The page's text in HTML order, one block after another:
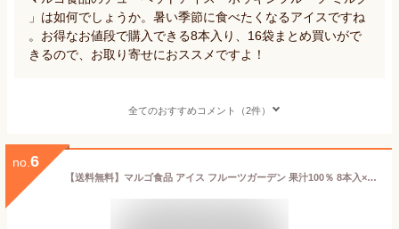
」は如何でしょうか。暑い季節に食べたくなるアイスですね
。お得なお値段で購入できる8本入り、16袋まとめ買いがで
きるので、お取り寄せにおススメですよ！
全てのおすすめコメント（2件）
no. 6
【送料無料】マルゴ食品 アイス フルーツガーデン 果汁100％ 8本入×16袋セット チューペット風ドリンク おやつ 子供 食品 チューチュー シャーベット ポッキンアイス 棒ジュース【のし・包装不可】